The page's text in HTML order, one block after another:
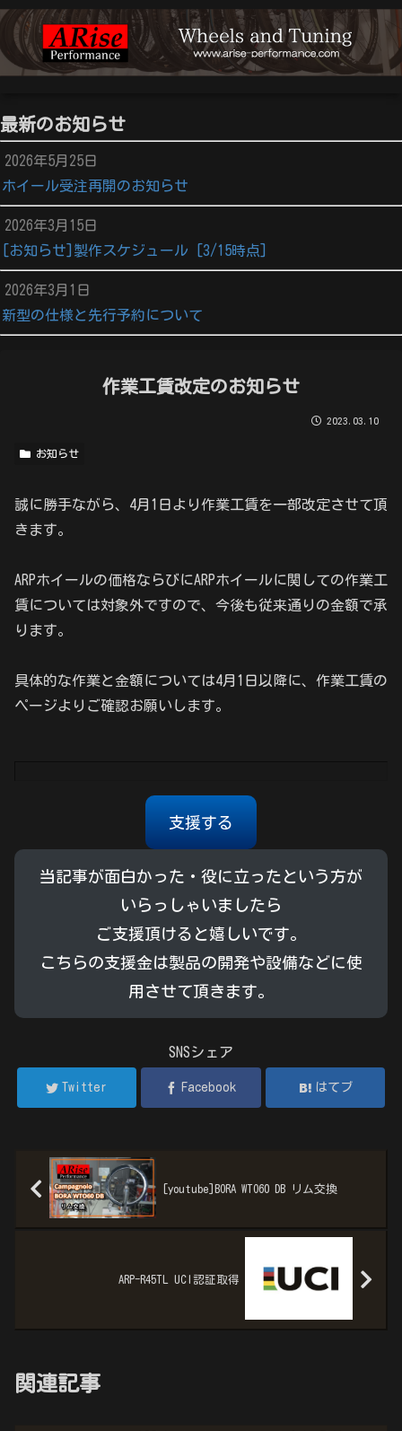
最新のお知らせ
2026年5月25日
ホイール受注再開のお知らせ
2026年3月15日
[お知らせ]製作スケジュール [3/15時点]
2026年3月1日
新型の仕様と先行予約について
作業工賃改定のお知らせ
2023.03.10
お知らせ
誠に勝手ながら、4月1日より作業工賃を一部改定させて頂
きます。
ARPホイールの価格ならびにARPホイールに関しての作業工
賃については対象外ですので、今後も従来通りの金額で承
ります。
具体的な作業と金額については4月1日以降に、作業工賃の
ページよりご確認お願いします。
支援する
当記事が面白かった・役に立ったという方が
いらっしゃいましたら
ご支援頂けると嬉しいです。
こちらの支援金は製品の開発や設備などに使
用させて頂きます。
SNSシェア
Twitter Facebook はてブ
[youtube]BORA WTO60 DB リム交換
ARP-R45TL UCI認証取得
関連記事